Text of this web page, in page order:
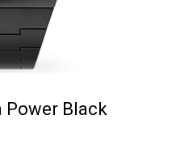
Power Black